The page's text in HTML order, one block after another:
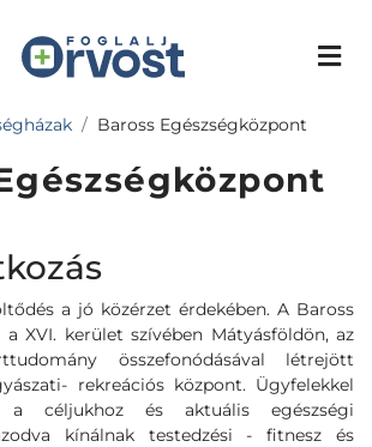
Baross Egészségközpont
a jó közérzet érdekében. A Baross
a XVI. kerület szívében Mátyásföldön, az
összefonódásával létrejött
rekreációs központ. Ügyfelekkel
a céljukhoz és aktuális egészségi
kínálnak testedzési - fitnesz és